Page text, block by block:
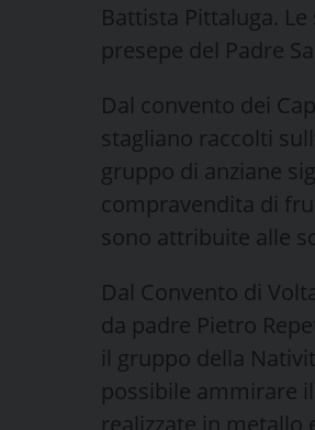
Battista Pittaluga.
presepe del Padre
Dal convento dei
stagliano raccolti
gruppo di anziane
compravendita di
sono attribuite alle
Dal Convento di
da padre Pietro
il gruppo della
possibile ammirare
realizzate in metallo